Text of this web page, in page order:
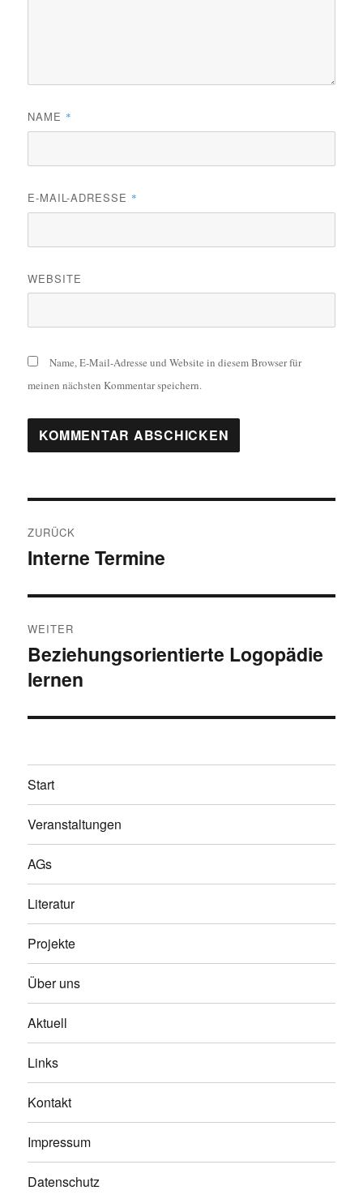
NAME *
E-MAIL-ADRESSE *
WEBSITE
Name, E-Mail-Adresse und Website in diesem Browser für
meinen nächsten Kommentar speichern.
ZURÜCK
Vorheriger
Interne Termine
WEITER
Nächster
Beitrag:
Beziehungsorientierte Logopädie
lernen
Start
Veranstaltungen
AGs
Literatur
Projekte
Über uns
Aktuell
Links
Kontakt
Impressum
Datenschutz